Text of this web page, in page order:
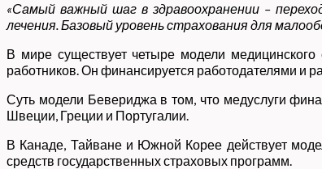
«Самый важный шаг в здравоохранении –
лечения. Базовый уровень страхования для
В мире существует четыре модели
работников. Он финансируется работодателями и
Суть модели Бевериджа в том, что медуслуги
Швеции, Греции и Португалии.
В Канаде, Тайване и Южной Корее действует
средств государственных страховых программ.